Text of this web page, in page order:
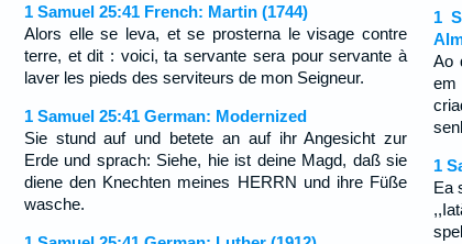
1 Samuel 25:41 French: Martin (1744)
Alors elle se leva, et se prosterna le visage contre
terre, et dit : voici, ta servante sera pour servante à
laver les pieds des serviteurs de mon Seigneur.
1 Samuel 25:41 German: Modernized
Sie stund auf und betete an auf ihr Angesicht zur
Erde und sprach: Siehe, hie ist deine Magd, daß sie
diene den Knechten meines HERRN und ihre Füße
wasche.
1
Ao
em
1
Ea